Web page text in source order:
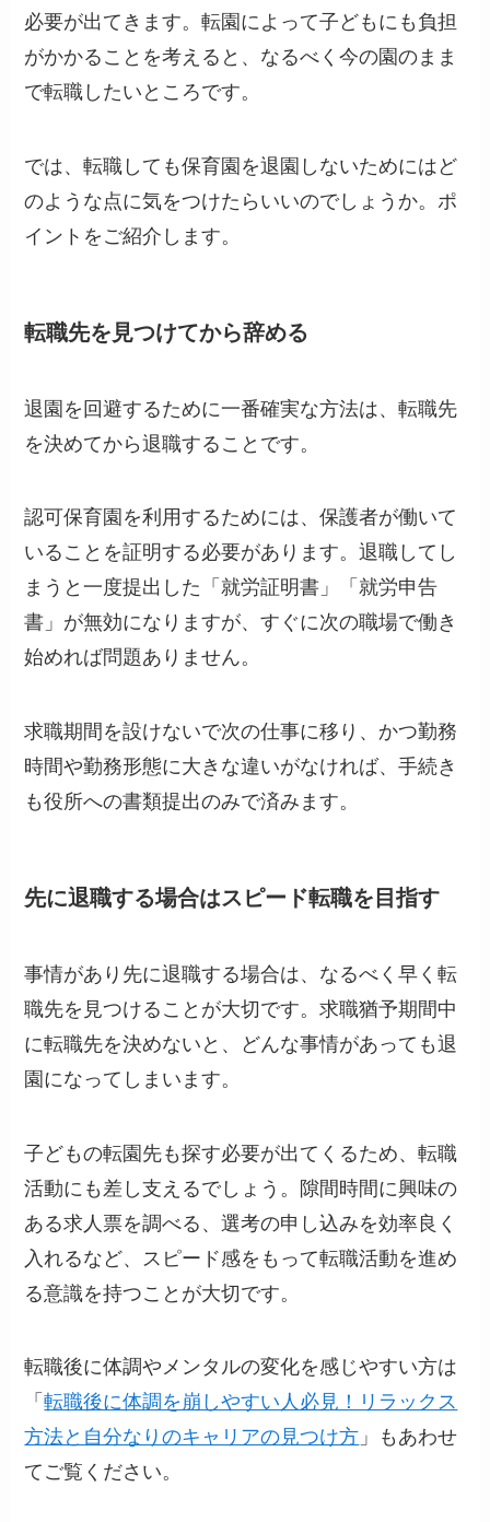
必要が出てきます。転園によって子どもにも負担
がかかることを考えると、なるべく今の園のまま
で転職したいところです。
では、転職しても保育園を退園しないためにはど
のような点に気をつけたらいいのでしょうか。ポ
イントをご紹介します。
転職先を見つけてから辞める
退園を回避するために一番確実な方法は、転職先
を決めてから退職することです。
認可保育園を利用するためには、保護者が働いて
いることを証明する必要があります。退職してし
まうと一度提出した「就労証明書」「就労申告
書」が無効になりますが、すぐに次の職場で働き
始めれば問題ありません。
求職期間を設けないで次の仕事に移り、かつ勤務
時間や勤務形態に大きな違いがなければ、手続き
も役所への書類提出のみで済みます。
先に退職する場合はスピード転職を目指す
事情があり先に退職する場合は、なるべく早く転
職先を見つけることが大切です。求職猶予期間中
に転職先を決めないと、どんな事情があっても退
園になってしまいます。
子どもの転園先も探す必要が出てくるため、転職
活動にも差し支えるでしょう。隙間時間に興味の
ある求人票を調べる、選考の申し込みを効率良く
入れるなど、スピード感をもって転職活動を進め
る意識を持つことが大切です。
転職後に体調やメンタルの変化を感じやすい方は
「転職後に体調を崩しやすい人必見！リラックス
方法と自分なりのキャリアの見つけ方 」もあわせ
てご覧ください。